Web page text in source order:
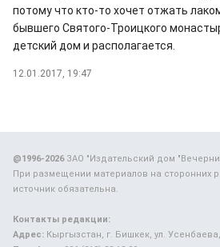
потому что кто-то хочет отжать
бывшего Святого-Троицкого
детский дом и располагается.
12.01.2017, 19:47
@1996-2026ЗАО "Издательский дом
При размещении материалов на сторонних
источник обязательна.
Контакты редакции:
Адрес: Кыргызстан, г. Бишкек, ул.